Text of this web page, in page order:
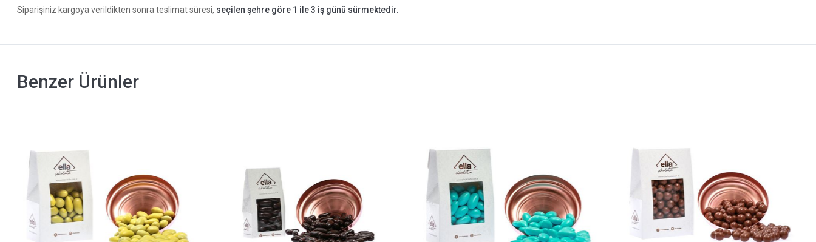
Siparişiniz kargoya verildikten sonra teslimat süresi, seçilen şehre göre 1 ile 3 iş günü sürmektedir.
Benzer Ürünler